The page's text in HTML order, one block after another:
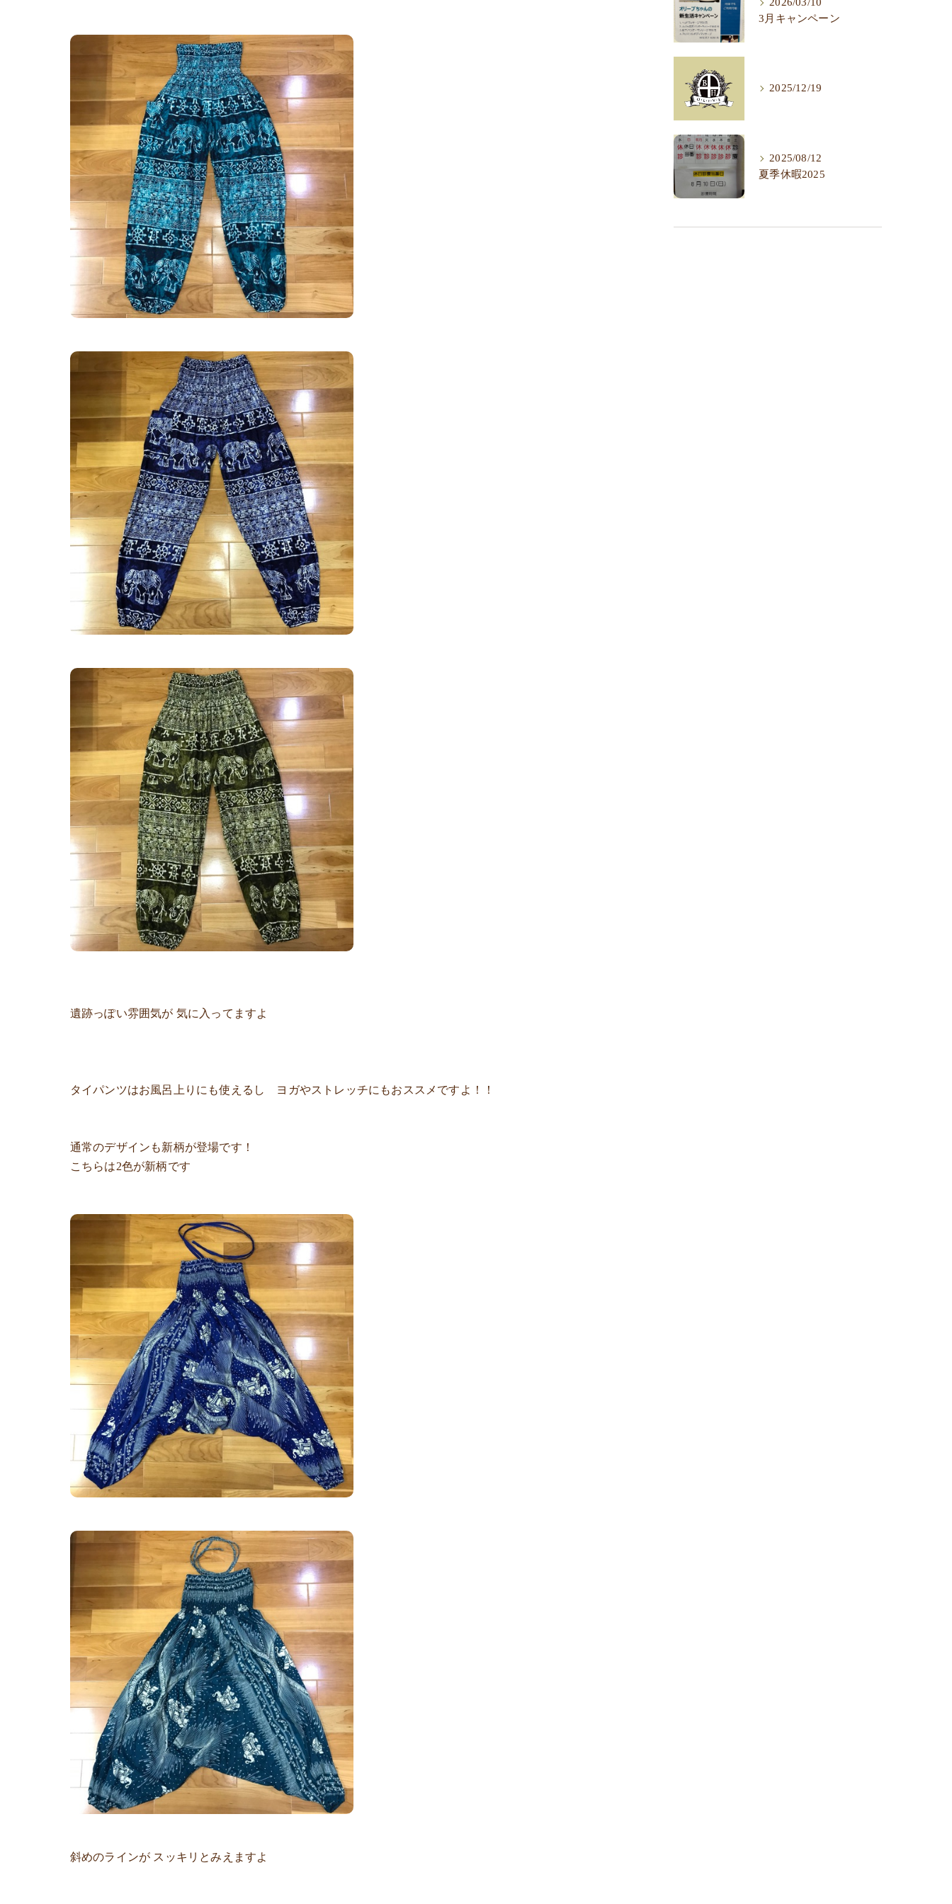
遺跡っぽい雰囲気が 気に入ってますよ
タイパンツはお風呂上りにも使えるし ヨガやストレッチにもおススメですよ！！
通常のデザインも新柄が登場です！
こちらは2色が新柄です
斜めのラインが スッキリとみえますよ
3月キャンペーン
2025/12/19
2025/08/12
夏季休暇2025